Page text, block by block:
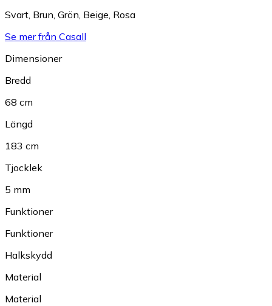
Svart, Brun, Grön, Beige, Rosa
Se mer från Casall
Dimensioner
Bredd
68 cm
Längd
183 cm
Tjocklek
5 mm
Funktioner
Funktioner
Halkskydd
Material
Material